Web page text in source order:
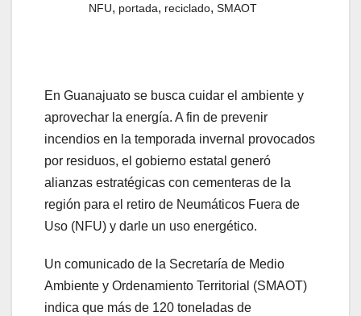
NFU, portada, reciclado, SMAOT
En Guanajuato se busca cuidar el ambiente y
aprovechar la energía. A fin de prevenir
incendios en la temporada invernal provocados
por residuos, el gobierno estatal generó
alianzas estratégicas con cementeras de la
región para el retiro de Neumáticos Fuera de
Uso (NFU) y darle un uso energético.
Un comunicado de la Secretaría de Medio
Ambiente y Ordenamiento Territorial (SMAOT)
indica que más de 120 toneladas de